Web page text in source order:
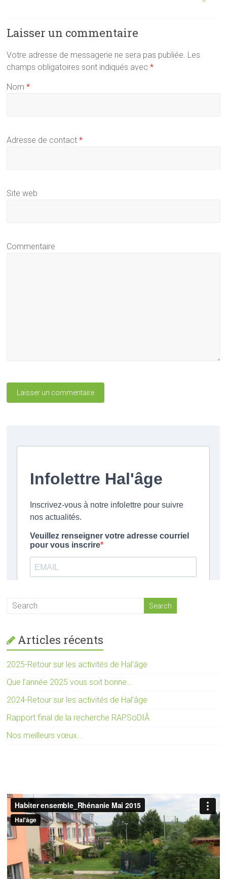
Laisser un commentaire
Votre adresse de messagerie ne sera pas publiée. Les
champs obligatoires sont indiqués avec*
Nom*
Adresse de contact*
Site web
Commentaire
Articles récents
2025-Retour sur les activités de Hal’âge
Que l’année 2025 vous soit bonne…
2024-Retour sur les activités de Hal’âge
Rapport final de la recherche RAPSoDIÂ
Nos meilleurs vœux…